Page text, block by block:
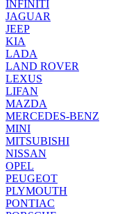
INFINITI
JAGUAR
JEEP
KIA
LADA
LAND ROVER
LEXUS
LIFAN
MAZDA
MERCEDES-BENZ
MINI
MITSUBISHI
NISSAN
OPEL
PEUGEOT
PLYMOUTH
PONTIAC